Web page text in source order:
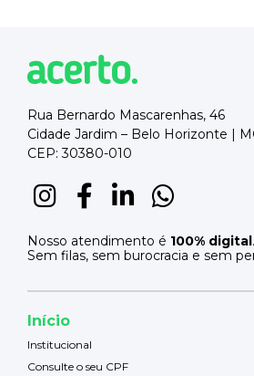
Rua Bernardo Mascarenhas, 46
Cidade Jardim – Belo Horizonte |
CEP: 30380-010
Nosso atendimento é 100% digital.
Sem filas, sem burocracia e sem
Início
Institucional
Consulte o seu CPF